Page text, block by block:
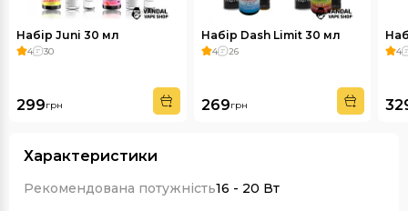
Набір Juni 30 мл
4 30
299грн
Набір Dash Limit 30 мл
4 26
269грн
4
Характеристики
Рекомендована потужність16 - 20 Вт